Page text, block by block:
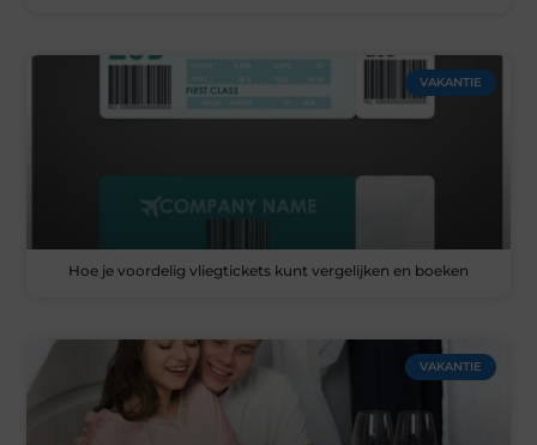
VAKANTIE
Hoe je voordelig vliegtickets kunt vergelijken en boeken
VAKANTIE